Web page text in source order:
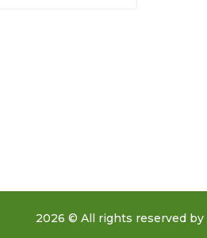
2026 © All rights reserved by